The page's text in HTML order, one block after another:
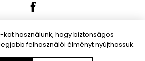
bynopCommerce
használunk, hogy biztonságos
felhasználói élményt nyújthassuk.